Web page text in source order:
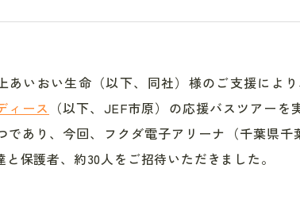
あいおい生命（以下、同社）様のご支援によ
ィース （以下、JEF市原）の応援バスツアー
であり、今回、フクダ電子アリーナ（千葉県
と保護者、約30人をご招待いただきました。